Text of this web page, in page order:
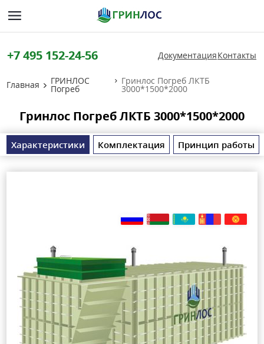
+7 495 152-24-56 ДокументацияКонтакты
Главная ГРИНЛОС
Погреб
Гринлос Погреб ЛКТБ
3000*1500*2000
Гринлос Погреб ЛКТБ 3000*1500*2000
Характеристики Комплектация Принцип работы